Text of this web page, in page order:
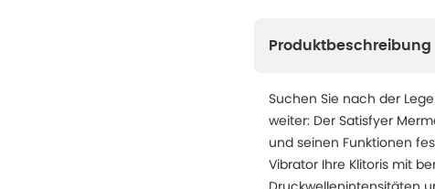
Produktbeschreibung
Suchen Sie nach der
weiter: Der Satisfyer
und seinen Funktionen
Vibrator Ihre Klitoris mit